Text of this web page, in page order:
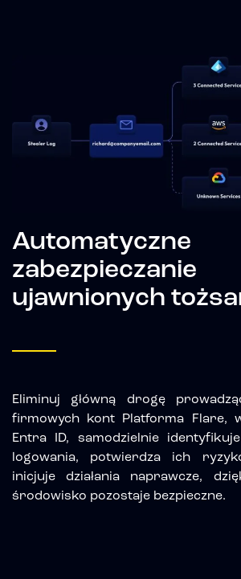
Automatyczne
zabezpieczanie
ujawnionych
Eliminuj główną drogę
firmowych kont Platforma Flare,
Entra ID, samodzielnie
logowania, potwierdza ich
inicjuje działania naprawcze,
środowisko pozostaje bezpieczne.